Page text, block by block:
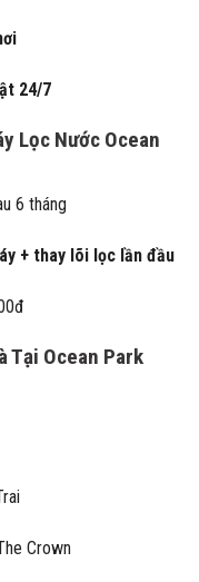
24/7
Lọc Nước Ocean
6 tháng
+ thay lõi lọc lần đầu
Tại Ocean Park
Crown